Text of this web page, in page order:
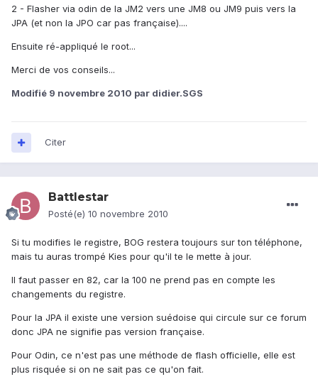
2 - Flasher via odin de la JM2 vers une JM8 ou JM9 puis vers la
JPA (et non la JPO car pas française)....
Ensuite ré-appliqué le root...
Merci de vos conseils...
Modifié 9 novembre 2010 par didier.SGS
Citer
Battlestar
Posté(e) 10 novembre 2010
Si tu modifies le registre, BOG restera toujours sur ton téléphone,
mais tu auras trompé Kies pour qu'il te le mette à jour.
Il faut passer en 82, car la 100 ne prend pas en compte les
changements du registre.
Pour la JPA il existe une version suédoise qui circule sur ce forum
donc JPA ne signifie pas version française.
Pour Odin, ce n'est pas une méthode de flash officielle, elle est
plus risquée si on ne sait pas ce qu'on fait.